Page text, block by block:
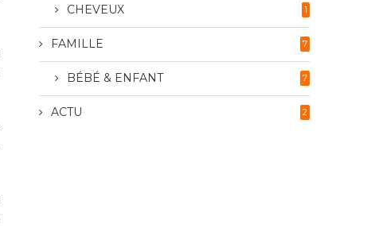
CHEVEUX 1
FAMILLE 7
BÉBÉ & ENFANT 7
ACTU 2